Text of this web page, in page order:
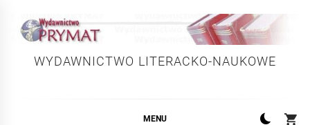
content
WYDAWNICTWO LITERACKO-NAUKOWE
MENU